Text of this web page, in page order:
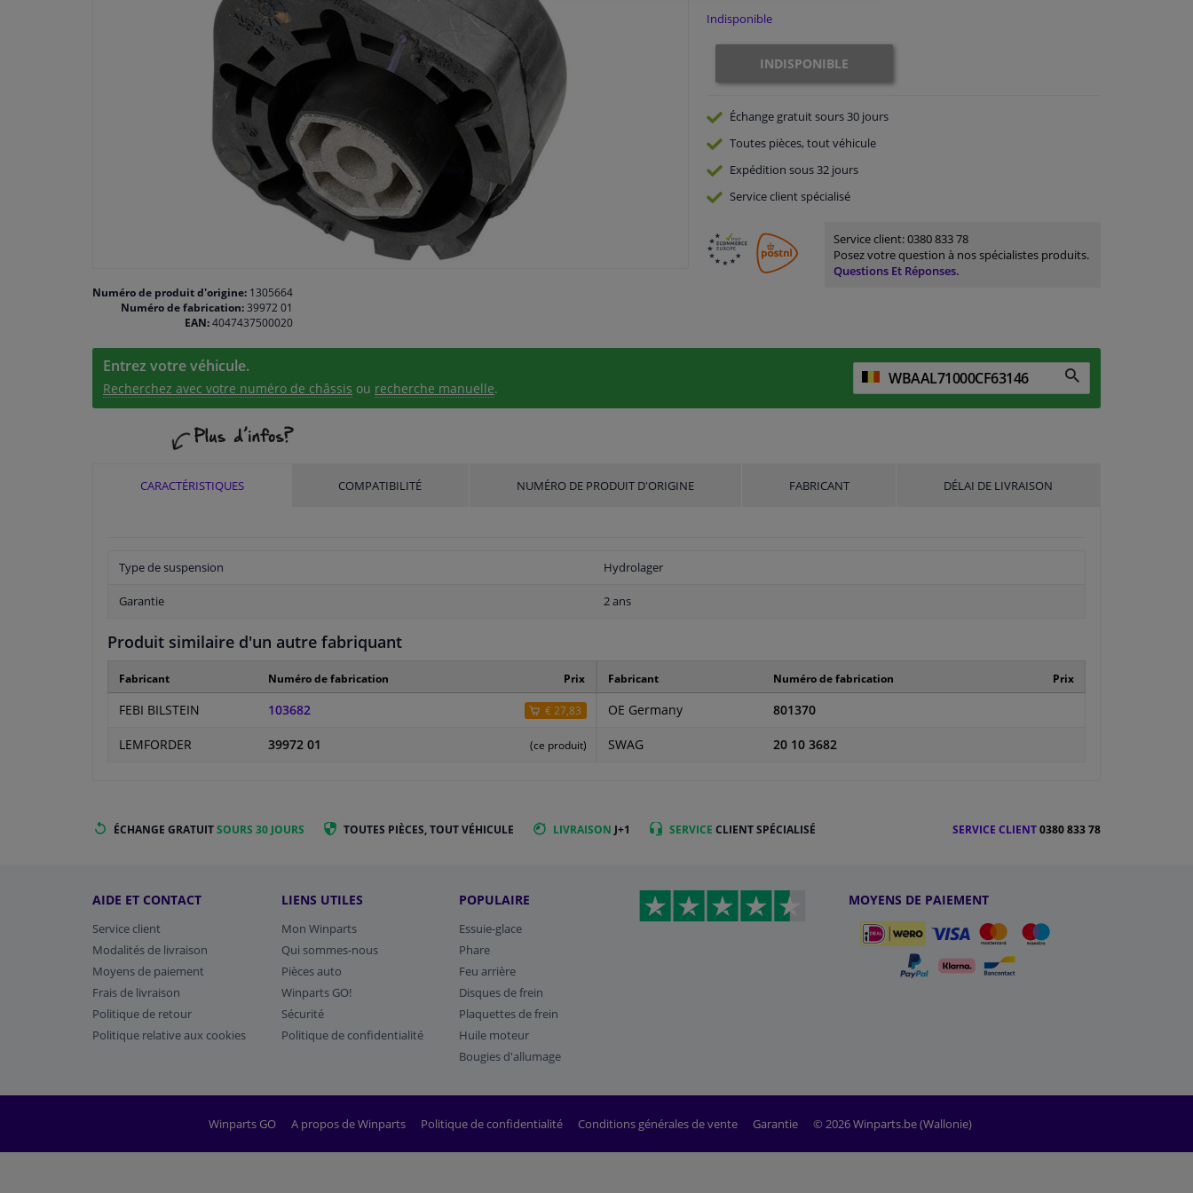
Numéro de produit d'origine: 1305664
Numéro de fabrication:39972 01
EAN:4047437500020
Indisponible
INDISPONIBLE
Échange gratuitsours 30 jours
Toutes pièces, tout véhicule
Expédition sous 32 jours
Serviceclient spécialisé
Service client:0380 833 78
Posez votre question à nos spécialistes produits.
Questions Et Réponses.
Entrez votre véhicule.
Recherchez avec votre numéro de châssis ou recherche manuelle.
CARACTÉRISTIQUES COMPATIBILITÉ NUMÉRO DE PRODUIT D'ORIGINE FABRICANT DÉLAI DE LIVRAISON
Type de suspension Hydrolager
Garantie 2 ans
Produit similaire d'un autre fabriquant
Fabricant Numéro de fabrication Prix
FEBI BILSTEIN 103682 € 27,83
LEMFORDER 39972 01 (ce produit)
Fabricant Numéro de fabrication Prix
OE Germany 801370
SWAG 20 10 3682
ÉCHANGE GRATUITSOURS 30 JOURS TOUTES PIÈCES, TOUT VÉHICULE LIVRAISON J+1 SERVICE CLIENT SPÉCIALISÉ SERVICE CLIENT0380 833 78
AIDE ET CONTACT
Service client
Modalités de livraison
Moyens de paiement
Frais de livraison
Politique de retour
Politique relative aux cookies
LIENS UTILES
Mon Winparts
Qui sommes-nous
Pièces auto
Winparts GO!
Sécurité
Politique de confidentialité
POPULAIRE
Essuie-glace
Phare
Feu arrière
Disques de frein
Plaquettes de frein
Huile moteur
Bougies d'allumage
MOYENS DE PAIEMENT
Winparts GO A propos de Winparts Politique de confidentialité Conditions générales de vente Garantie © 2026 Winparts.be (Wallonie)